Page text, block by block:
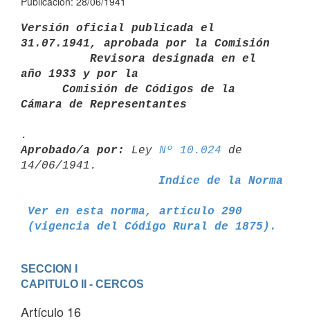
Versión oficial publicada el
31.07.1941, aprobada por la Comisión
año 1933 y por la
Cámara de Representantes
Aprobado/a por:
Ley Nº 10.024 de
Indice de la Norma
Ver en esta norma, artículo 290
(vigencia del Código Rural de 1875).
SECCION I
CAPITULO II - CERCOS
Artículo 16